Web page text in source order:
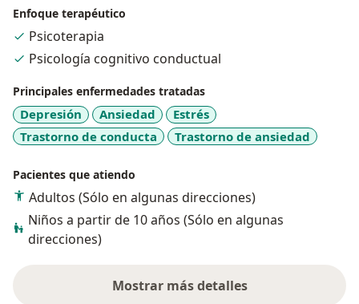
Creo que la empatía y la aceptación incondicional de
uno mismo son la clave para una vida plena.
Enfoque terapéutico
Psicoterapia
Psicología cognitivo conductual
Principales enfermedades tratadas
Depresión Ansiedad
Estrés
Trastorno de conducta
Trastorno de ansiedad
Pacientes que atiendo
Adultos (Sólo en algunas direcciones)
Niños a partir de 10 años (Sólo en algunas
direcciones)
Mostrar más detalles
sobre la experiencia